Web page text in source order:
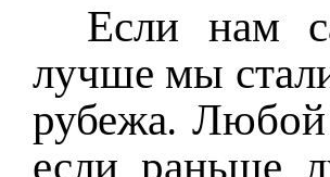
Если нам
лучше мы
рубежа. Любой